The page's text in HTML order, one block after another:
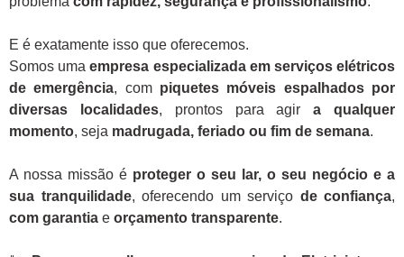
E é exatamente isso que oferecemos.
Somos umaempresa especializada em serviços elétricos
de emergência, com piquetes móveis espalhados por
diversas localidades, prontos para agira qualquer
momento, seja madrugada, feriado ou fim de semana.
A nossa missão é proteger o seu lar, o seu negócio e a
sua tranquilidade, oferecendo um serviço de confiança,
com garantia e orçamento transparente.